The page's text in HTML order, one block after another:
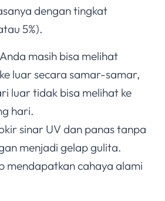
dengan tingkat
5%).
Anda masih bisa melihat
luar secara samar-samar,
luar tidak bisa melihat ke
hari.
sinar UV dan panas tanpa
menjadi gelap gulita.
mendapatkan cahaya alami